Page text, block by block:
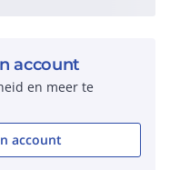
account
en meer te
account